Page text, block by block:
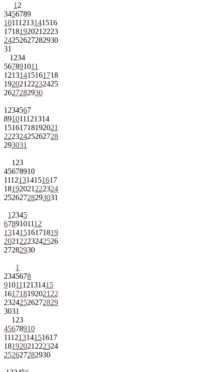
1 2
3456789
10111213141516
1718192021 2223
24252627282930
31
1 234
567891011
12131415161718
192021 22232425
2627282930
1 234567
891011121314
15161718192021
22232425262728
293031
1 23
45678910
11121314151617
18192021 222324
25262728293031
1 2345
6789101112
13141516171819
2021 2223242526
27282930
1
2345678
9101112131415
161718192021 22
23242526272829
3031
1 23
45678910
11121314151617
18192021 222324
252627282930